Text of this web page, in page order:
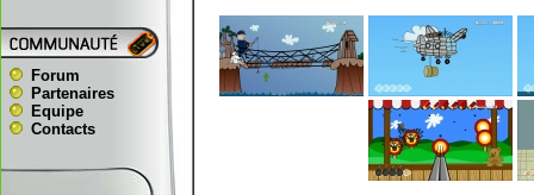
Forum
Partenaires
Equipe
Contacts